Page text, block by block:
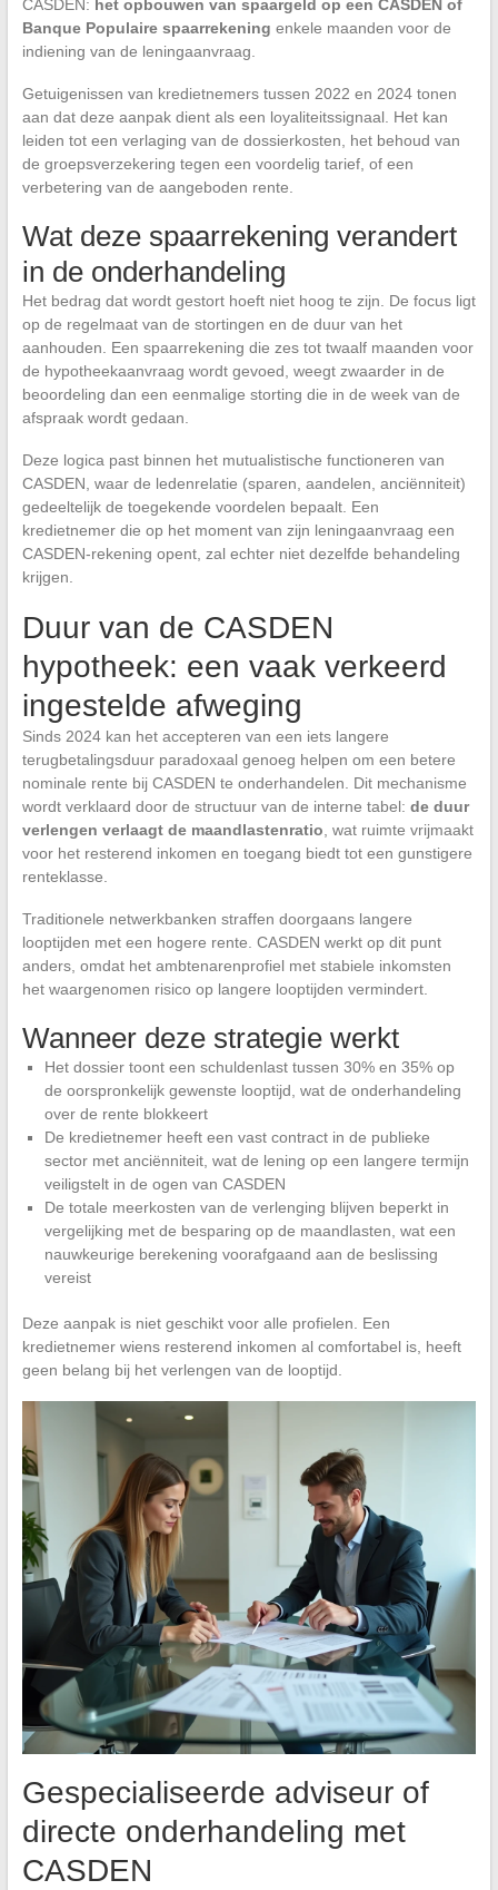
CASDEN: het opbouwen van spaargeld op een CASDEN of
Banque Populaire spaarrekening enkele maanden voor de
indiening van de leningaanvraag.
Getuigenissen van kredietnemers tussen 2022 en 2024 tonen
aan dat deze aanpak dient als een loyaliteitssignaal. Het kan
leiden tot een verlaging van de dossierkosten, het behoud van
de groepsverzekering tegen een voordelig tarief, of een
verbetering van de aangeboden rente.
Wat deze spaarrekening verandert
in de onderhandeling
Het bedrag dat wordt gestort hoeft niet hoog te zijn. De focus ligt
op de regelmaat van de stortingen en de duur van het
aanhouden. Een spaarrekening die zes tot twaalf maanden voor
de hypotheekaanvraag wordt gevoed, weegt zwaarder in de
beoordeling dan een eenmalige storting die in de week van de
afspraak wordt gedaan.
Deze logica past binnen het mutualistische functioneren van
CASDEN, waar de ledenrelatie (sparen, aandelen, anciënniteit)
gedeeltelijk de toegekende voordelen bepaalt. Een
kredietnemer die op het moment van zijn leningaanvraag een
CASDEN-rekening opent, zal echter niet dezelfde behandeling
krijgen.
Duur van de CASDEN
hypotheek: een vaak verkeerd
ingestelde afweging
Sinds 2024 kan het accepteren van een iets langere
terugbetalingsduur paradoxaal genoeg helpen om een betere
nominale rente bij CASDEN te onderhandelen. Dit mechanisme
wordt verklaard door de structuur van de interne tabel: de duur
verlengen verlaagt de maandlastenratio , wat ruimte vrijmaakt
voor het resterend inkomen en toegang biedt tot een gunstigere
renteklasse.
Traditionele netwerkbanken straffen doorgaans langere
looptijden met een hogere rente. CASDEN werkt op dit punt
anders, omdat het ambtenarenprofiel met stabiele inkomsten
het waargenomen risico op langere looptijden vermindert.
Wanneer deze strategie werkt
Het dossier toont een schuldenlast tussen 30% en 35% op
de oorspronkelijk gewenste looptijd, wat de onderhandeling
over de rente blokkeert
De kredietnemer heeft een vast contract in de publieke
sector met anciënniteit, wat de lening op een langere termijn
veiligstelt in de ogen van CASDEN
De totale meerkosten van de verlenging blijven beperkt in
vergelijking met de besparing op de maandlasten, wat een
nauwkeurige berekening voorafgaand aan de beslissing
vereist
Deze aanpak is niet geschikt voor alle profielen. Een
kredietnemer wiens resterend inkomen al comfortabel is, heeft
geen belang bij het verlengen van de looptijd.
Gespecialiseerde adviseur of
directe onderhandeling met
CASDEN